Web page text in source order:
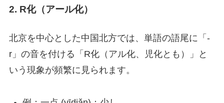
2. R化（アール化）
北京を中心とした中国北方では、単語の語尾に「-
r」の音を付ける「R化（アル化、児化とも）」と
いう現象が頻繁に見られます。